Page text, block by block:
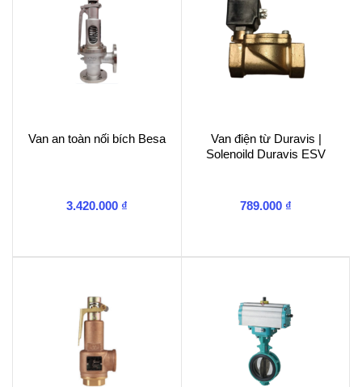
Van an toàn nối bích Besa
3.420.000 ₫
Van điện từ Duravis |
Solenoild Duravis ESV
789.000 ₫